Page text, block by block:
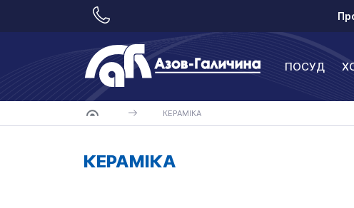
ПОСУД
КЕРАМІКА
КЕРАМІКА